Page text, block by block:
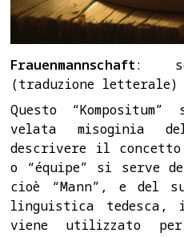
Frauenmannschaft:
(traduzione letterale)
Questo
velata misoginia
descrivere il concetto
o “équipe” si serve
cioè “Mann”, e del
linguistica tedesca,
viene utilizzato